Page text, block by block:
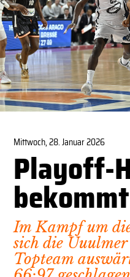
Mittwoch, 28. Januar 2026
Playoff-
Im Kampf um
sich die
Topteam